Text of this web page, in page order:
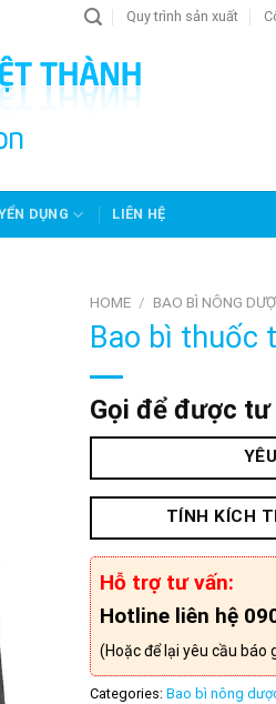
Quy trình sản xuất
DỤNG LIÊN HỆ
HOME / BAO BÌ NÔNG
Bao bì thuốc
Gọi để được tư
TÍNH KÍCH
Hỗ trợ tư vấn:
Hotline liên hệ
(Hoặc để lại yêu cầu báo
Categories: Bao bì nông